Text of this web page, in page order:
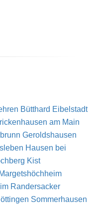
Bütthard Eibelstadt
am Main
Geroldshausen
Hausen bei
Kist
Margetshöchheim
Randersacker
Sommerhausen